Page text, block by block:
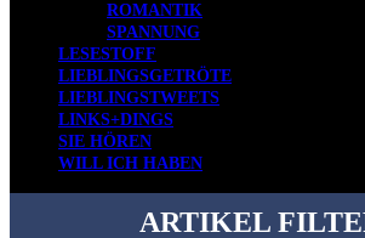
ROMANTIK
SPANNUNG
LESESTOFF
LIEBLINGSGETRÖTE
LIEBLINGSTWEETS
LINKS+DINGS
SIE HÖREN
WILL ICH HABEN
ARTIKEL